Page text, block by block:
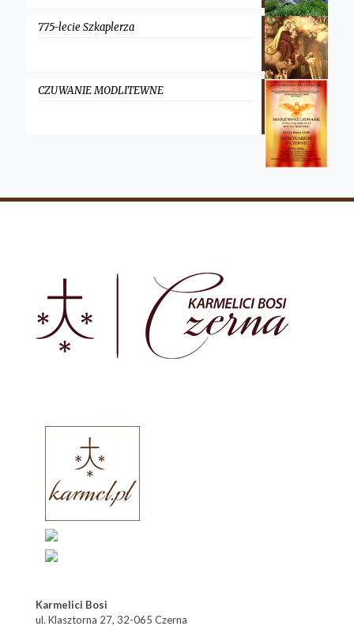
775-lecie Szkaplerza
CZUWANIE MODLITEWNE
Karmelici Bosi
ul. Klasztorna 27, 32-065 Czerna